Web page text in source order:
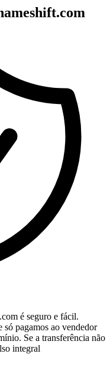
é seguro e fácil.
só pagamos ao vendedor
Se a transferência não
integral